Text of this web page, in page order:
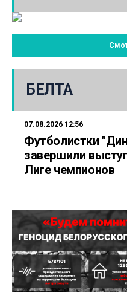
БЕЛТА
07.08.2026 12:56
Футболистки
завершили
Лиге чемпионов